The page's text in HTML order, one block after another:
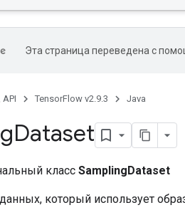
Эта страница переведена с
API TensorFlow v2.9.3 Java
Dataset
класс SamplingDataset
который использует